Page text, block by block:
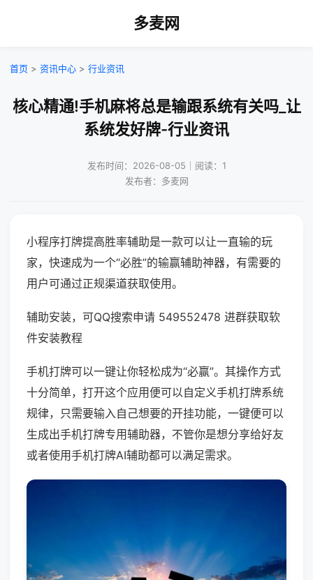
多麦网
首页 > 资讯中心 > 行业资讯
核心精通!手机麻将总是输跟系统有关吗_让
系统发好牌-行业资讯
发布时间：2026-08-05｜阅读：1
发布者：多麦网
小程序打牌提高胜率辅助是一款可以让一直输的玩
家，快速成为一个“必胜”的输赢辅助神器，有需要的
用户可通过正规渠道获取使用。
辅助安装，可QQ搜索申请 549552478 进群获取软
件安装教程
手机打牌可以一键让你轻松成为“必赢”。其操作方式
十分简单，打开这个应用便可以自定义手机打牌系统
规律，只需要输入自己想要的开挂功能，一键便可以
生成出手机打牌专用辅助器，不管你是想分享给好友
或者使用手机打牌AI辅助都可以满足需求。